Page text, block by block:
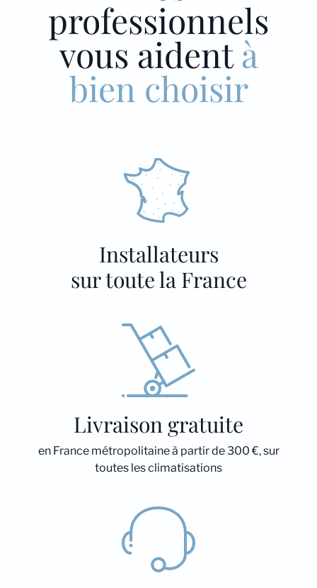
professionnels
vous aidentà
bien choisir
Installateurs
sur toute la France
Livraison gratuite
en France métropolitaine à partir de 300 €, sur
toutes les climatisations